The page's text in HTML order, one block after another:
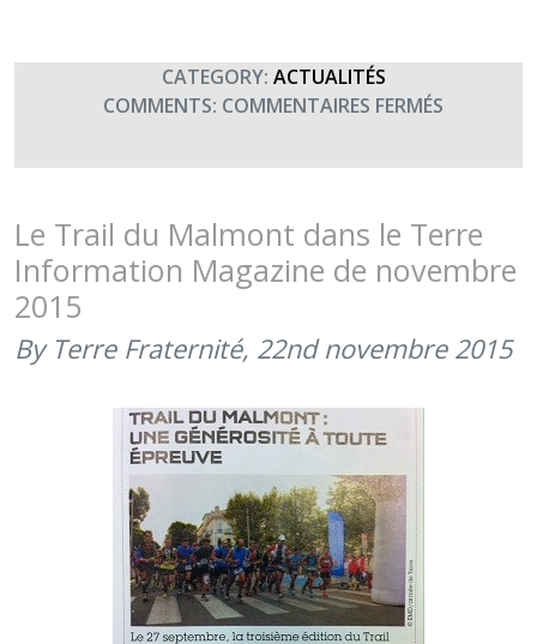
CATEGORY: ACTUALITÉS
COMMENTS: COMMENTAIRES FERMÉS
GALA
DE
COMBAT
LE
Le Trail du Malmont dans le Terre
Information Magazine de novembre
2015
By Terre Fraternité, 22nd novembre 2015